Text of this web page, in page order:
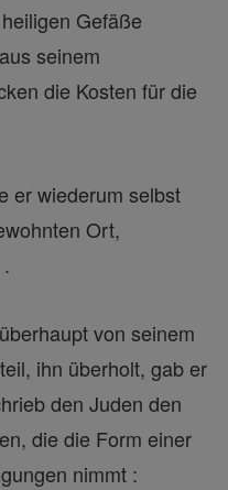
Gefäße
seinem
die Kosten für die
er wiederum selbst
Ort,
von seinem
ihn überholt, gab er
den Juden den
die die Form einer
nimmt :